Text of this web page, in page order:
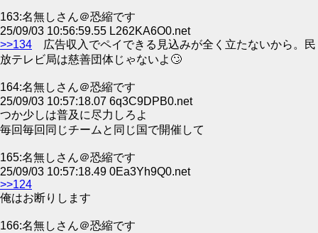
163:名無しさん＠恐縮です
25/09/03 10:56:59.55 L262KA6O0.net
>>134 広告収入でペイできる見込みが全く立たないから。民
放テレビ局は慈善団体じゃないよ🙄
164:名無しさん＠恐縮です
25/09/03 10:57:18.07 6q3C9DPB0.net
つか少しは普及に尽力しろよ
毎回毎回同じチームと同じ国で開催して
165:名無しさん＠恐縮です
25/09/03 10:57:18.49 0Ea3Yh9Q0.net
>>124
俺はお断りします
166:名無しさん＠恐縮です